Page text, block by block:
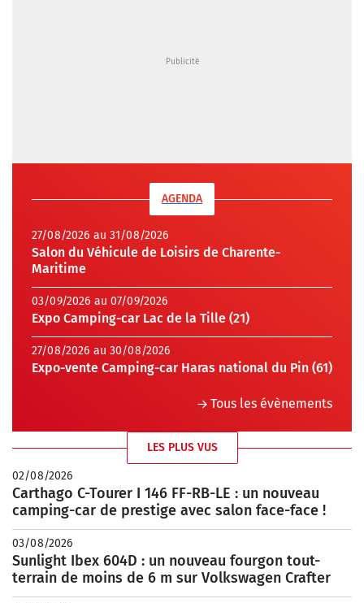
AGENDA
27/08/2026 au 31/08/2026
Salon du Véhicule de Loisirs de Charente-
Maritime
03/09/2026 au 07/09/2026
Expo Camping-car Lac de la Tille (21)
27/08/2026 au 30/08/2026
Expo-vente Camping-car Haras national du Pin (61)
Tous les évènements
LES PLUS VUS
02/08/2026
Carthago C-Tourer I 146 FF-RB-LE : un nouveau
camping-car de prestige avec salon face-face !
03/08/2026
Sunlight Ibex 604D : un nouveau fourgon tout-
terrain de moins de 6 m sur Volkswagen Crafter